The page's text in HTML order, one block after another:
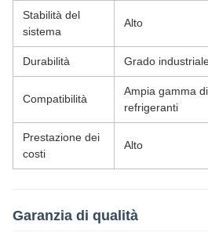
Stabilità del
sistema
Alto
Durabilità Grado
Compatibilità
Ampia gamma di
refrigeranti
Prestazione dei
costi
Alto
Garanzia di qualità